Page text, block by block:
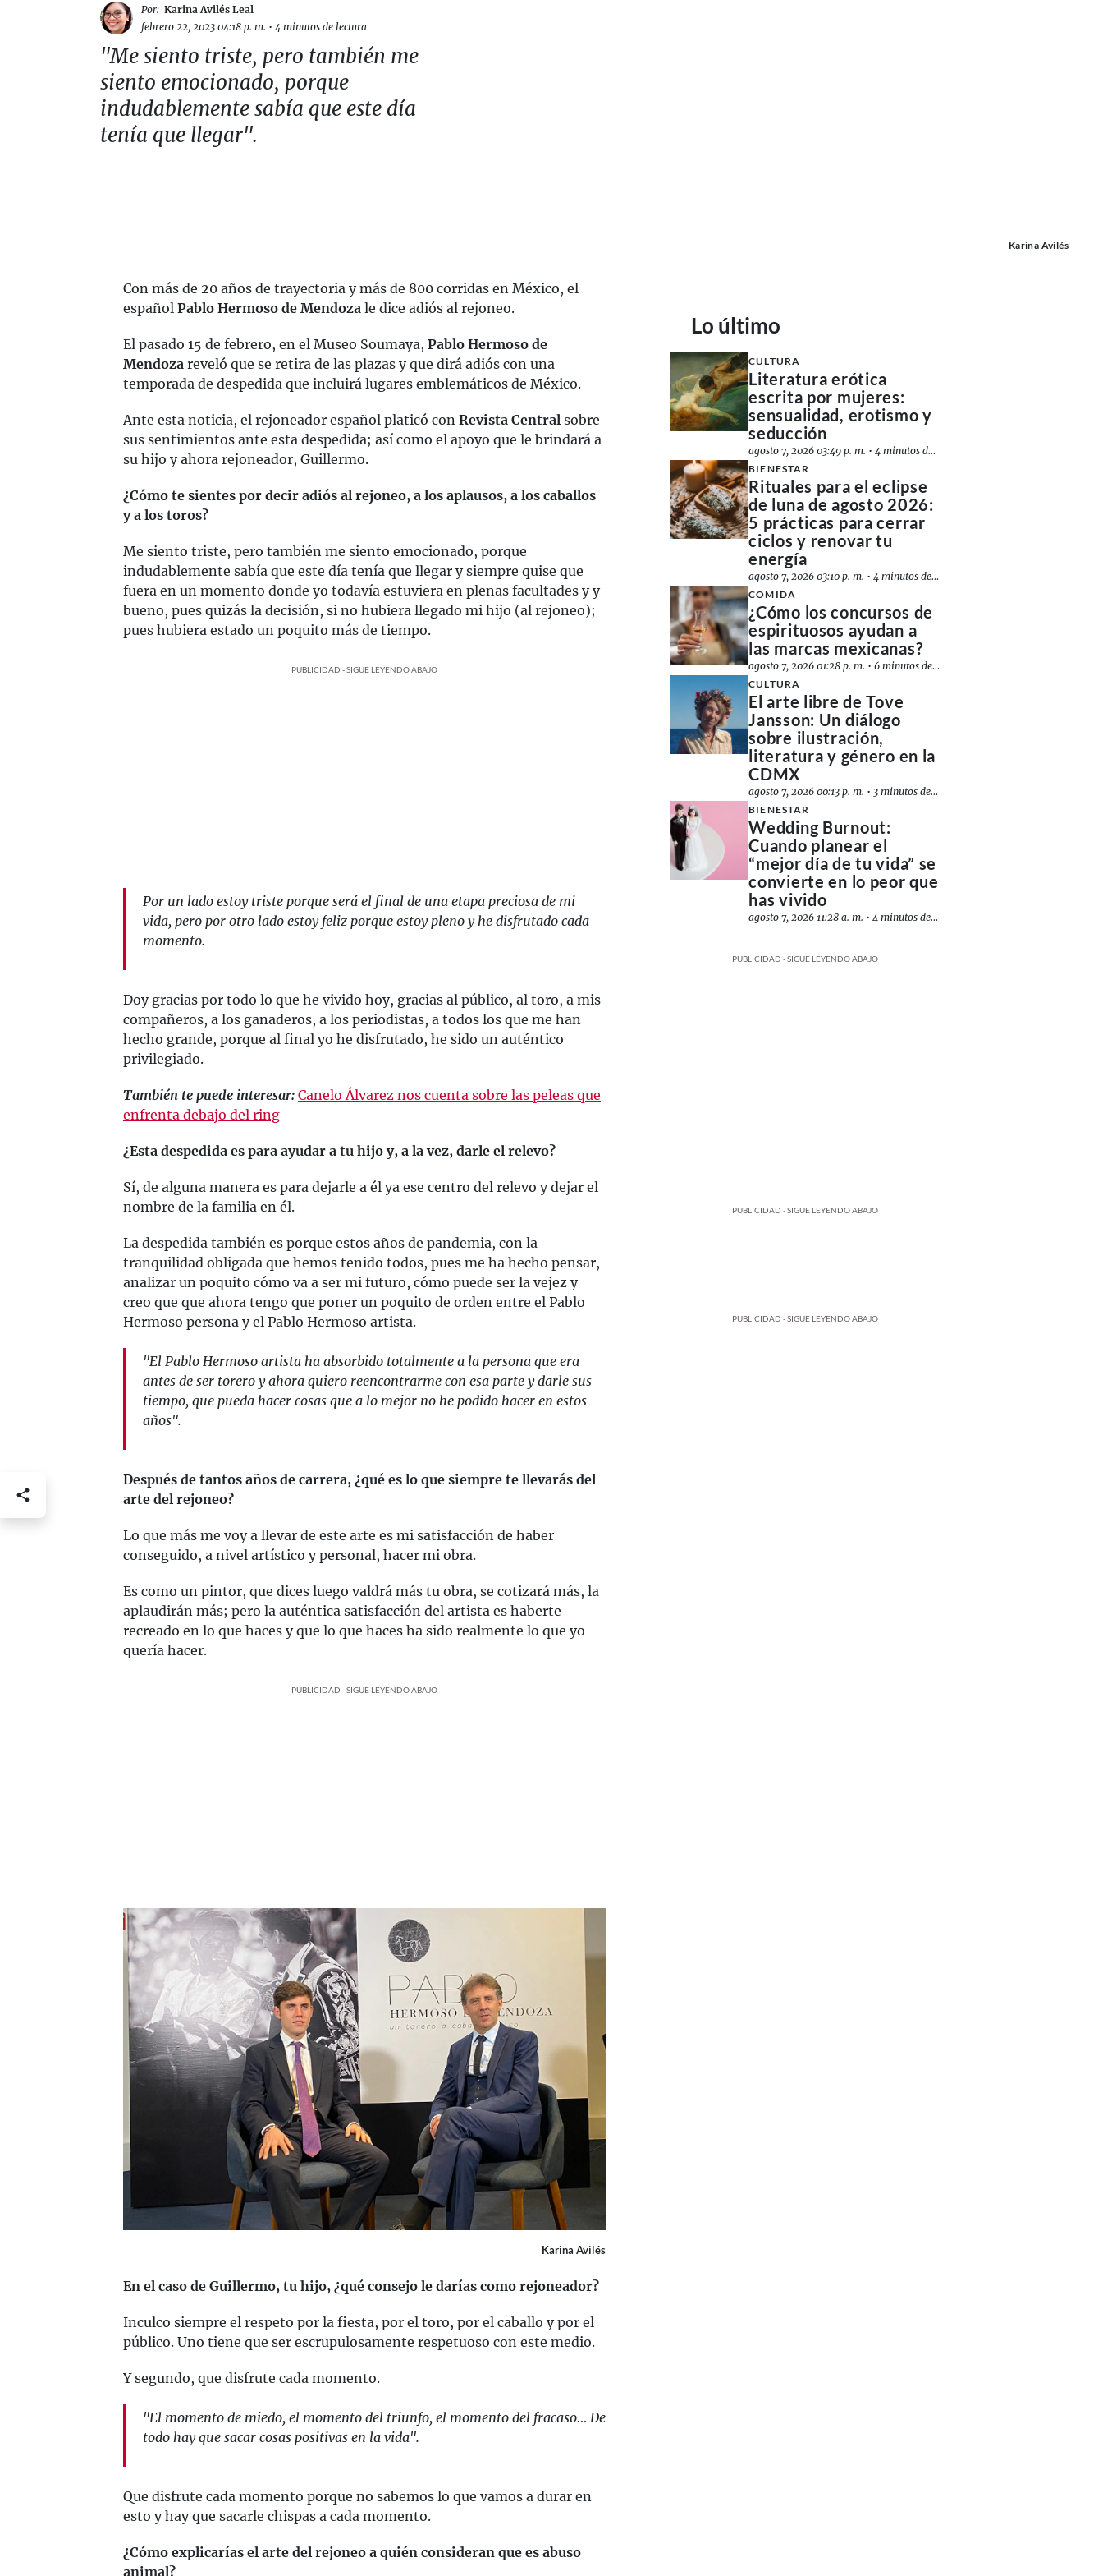
Por: Karina Avilés Leal
febrero 22, 2023 04:18 p. m. • 4 minutos de lectura
"Me siento triste, pero también me
siento emocionado, porque
indudablemente sabía que este día
tenía que llegar".
Karina Avilés
Con más de 20 años de trayectoria y más de 800 corridas en México, el
español Pablo Hermoso de Mendoza le dice adiós al rejoneo.
El pasado 15 de febrero, en el Museo Soumaya, Pablo Hermoso de
Mendoza reveló que se retira de las plazas y que dirá adiós con una
temporada de despedida que incluirá lugares emblemáticos de México.
Ante esta noticia, el rejoneador español platicó con Revista Central sobre
sus sentimientos ante esta despedida; así como el apoyo que le brindará a
su hijo y ahora rejoneador, Guillermo.
¿Cómo te sientes por decir adiós al rejoneo, a los aplausos, a los caballos
y a los toros?
Me siento triste, pero también me siento emocionado, porque
indudablemente sabía que este día tenía que llegar y siempre quise que
fuera en un momento donde yo todavía estuviera en plenas facultades y y
bueno, pues quizás la decisión, si no hubiera llegado mi hijo (al rejoneo);
pues hubiera estado un poquito más de tiempo.
PUBLICIDAD - SIGUE LEYENDO ABAJO
Por un lado estoy triste porque será el final de una etapa preciosa de mi
vida, pero por otro lado estoy feliz porque estoy pleno y he disfrutado cada
momento.
Doy gracias por todo lo que he vivido hoy, gracias al público, al toro, a mis
compañeros, a los ganaderos, a los periodistas, a todos los que me han
hecho grande, porque al final yo he disfrutado, he sido un auténtico
privilegiado.
También te puede interesar: Canelo Álvarez nos cuenta sobre las peleas que
enfrenta debajo del ring
¿Esta despedida es para ayudar a tu hijo y, a la vez, darle el relevo?
Sí, de alguna manera es para dejarle a él ya ese centro del relevo y dejar el
nombre de la familia en él.
La despedida también es porque estos años de pandemia, con la
tranquilidad obligada que hemos tenido todos, pues me ha hecho pensar,
analizar un poquito cómo va a ser mi futuro, cómo puede ser la vejez y
creo que que ahora tengo que poner un poquito de orden entre el Pablo
Hermoso persona y el Pablo Hermoso artista.
"El Pablo Hermoso artista ha absorbido totalmente a la persona que era
antes de ser torero y ahora quiero reencontrarme con esa parte y darle sus
tiempo, que pueda hacer cosas que a lo mejor no he podido hacer en estos
años".
Después de tantos años de carrera, ¿qué es lo que siempre te llevarás del
arte del rejoneo?
Lo que más me voy a llevar de este arte es mi satisfacción de haber
conseguido, a nivel artístico y personal, hacer mi obra.
Es como un pintor, que dices luego valdrá más tu obra, se cotizará más, la
aplaudirán más; pero la auténtica satisfacción del artista es haberte
recreado en lo que haces y que lo que haces ha sido realmente lo que yo
quería hacer.
PUBLICIDAD - SIGUE LEYENDO ABAJO
Karina Avilés
En el caso de Guillermo, tu hijo, ¿qué consejo le darías como rejoneador?
Inculco siempre el respeto por la fiesta, por el toro, por el caballo y por el
público. Uno tiene que ser escrupulosamente respetuoso con este medio.
Y segundo, que disfrute cada momento.
"El momento de miedo, el momento del triunfo, el momento del fracaso… De
todo hay que sacar cosas positivas en la vida".
Que disfrute cada momento porque no sabemos lo que vamos a durar en
esto y hay que sacarle chispas a cada momento.
¿Cómo explicarías el arte del rejoneo a quién consideran que es abuso
animal?
Lo último
CULTURA
Literatura erótica
escrita por mujeres:
sensualidad, erotismo y
seducción
agosto 7, 2026 03:49 p. m. •4 minutos de lectura
BIENESTAR
Rituales para el eclipse
de luna de agosto 2026:
5 prácticas para cerrar
ciclos y renovar tu
energía
agosto 7, 2026 03:10 p. m. •4 minutos de lectura
COMIDA
¿Cómo los concursos de
espirituosos ayudan a
las marcas mexicanas?
agosto 7, 2026 01:28 p. m. •6 minutos de lectura
CULTURA
El arte libre de Tove
Jansson: Un diálogo
sobre ilustración,
literatura y género en la
CDMX
agosto 7, 2026 00:13 p. m. • 3 minutos de lectura
BIENESTAR
Wedding Burnout:
Cuando planear el
“mejor día de tu vida” se
convierte en lo peor que
has vivido
agosto 7, 2026 11:28 a. m. •4 minutos de lectura
PUBLICIDAD - SIGUE LEYENDO ABAJO
PUBLICIDAD - SIGUE LEYENDO ABAJO
PUBLICIDAD - SIGUE LEYENDO ABAJO